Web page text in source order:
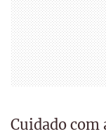
Cuidado com